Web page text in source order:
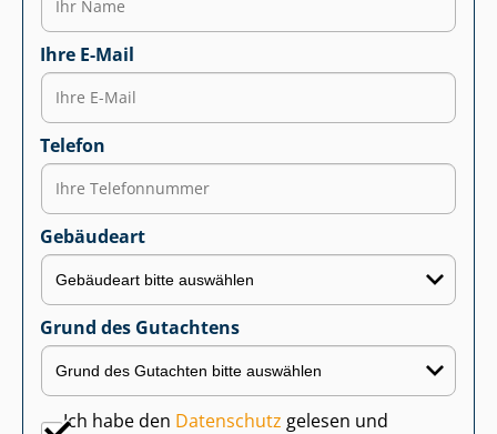
Ihre E-Mail
Telefon
Gebäudeart
Grund des Gutachtens
Ich habe den Datenschutz gelesen und